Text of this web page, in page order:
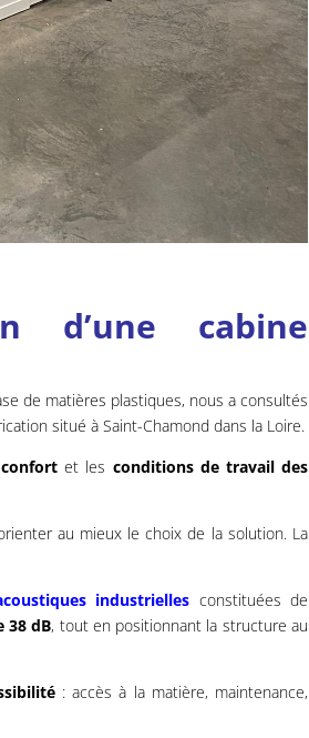
d’une cabine
de matières plastiques, nous a consultés
situé à Saint-Chamond dans la Loire.
et les conditions de travail des
au mieux le choix de la solution. La
industrielles constituées de
38 dB, tout en positionnant la structure au
: accès à la matière, maintenance,